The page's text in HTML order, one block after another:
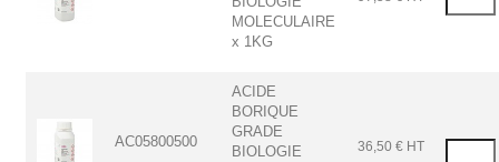
MOLECULAIRE
x 1KG
AC05800500
ACIDE
BORIQUE
GRADE
BIOLOGIE
36,50 € HT